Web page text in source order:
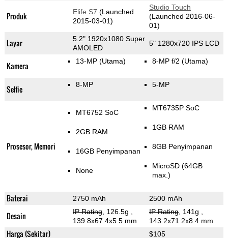
Produk Elife S7 (Launched
2015-03-01)
Studio Touch
(Launched 2016-06-
01)
Layar
5.2" 1920x1080 Super
AMOLED
5" 1280x720 IPS LCD
Kamera 13-MP (Utama) 8-MP f/2 (Utama)
Selfie 8-MP 5-MP
Prosesor, Memori
MT6752 SoC
2GB RAM
16GB Penyimpanan
None
MT6735P SoC
1GB RAM
8GB Penyimpanan
MicroSD (64GB
max.)
Baterai 2750 mAh 2500 mAh
Desain IP Rating, 126.5g
139.8x67.4x5.5 mm
IP Rating, 141g
143.2x71.2x8.4 mm
Harga (Sekitar) $105